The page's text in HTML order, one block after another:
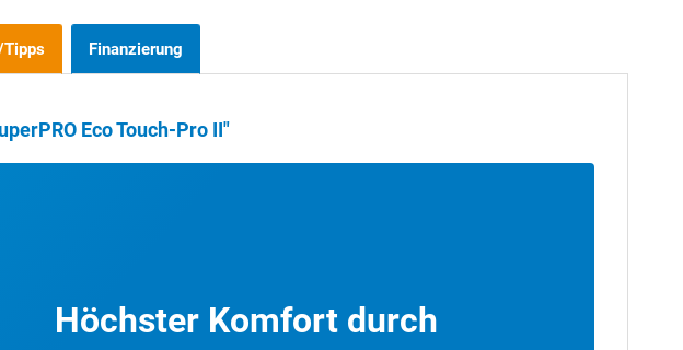
Finanzierung
Eco Touch-Pro II"
Höchster Komfort durch